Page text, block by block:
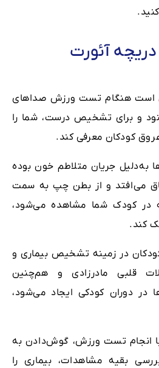
آئورت
است هنگام تست ورزش صداهای
و برای تشخیص درست، شما را
کودکان معرفی کند.
به‌دلیل جریان متلاطم خون بوده
می‌افتد و از بطن چپ به سمت
در کودک شما مشاهده می‌شود،
کند.
در زمینه تشخیص بیماری و
قلبی مادرزادی و هم‌چنین
در دوران کودکی ایجاد می‌شود،
تست ورزش، گوش‌دادن به
بقیه مشاهدات، بیماری را